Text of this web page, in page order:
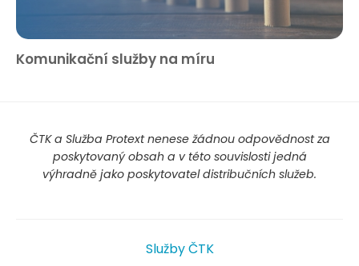
Komunikační služby na míru
ČTK a Služba Protext nenese žádnou odpovědnost za
poskytovaný obsah a v této souvislosti jedná
výhradně jako poskytovatel distribučních služeb.
Služby ČTK